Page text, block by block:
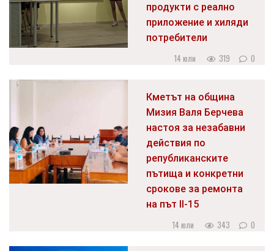
продукти с реално
приложение и хиляди
потребители
14 юли 319 0
Кметът на община
Мизия Валя Берчева
настоя за незабавни
действия по
републиканските
пътища и конкретни
срокове за ремонта
на път II-15
14 юли 343 0